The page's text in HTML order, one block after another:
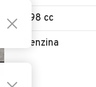
798 cc
Benzina